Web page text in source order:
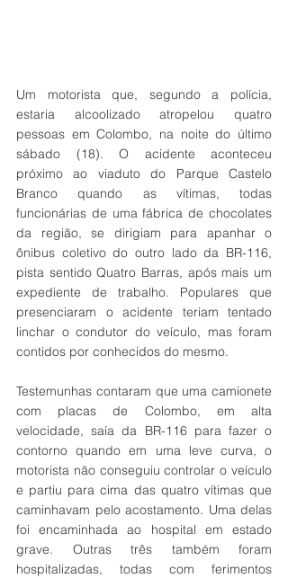
Um motorista que, segundo a polícia,
estaria alcoolizado atropelou quatro
pessoas em Colombo, na noite do último
sábado (18). O acidente aconteceu
próximo ao viaduto do Parque Castelo
Branco quando as vítimas, todas
funcionárias de uma fábrica de chocolates
da região, se dirigiam para apanhar o
ônibus coletivo do outro lado da BR-116,
pista sentido Quatro Barras, após mais um
expediente de trabalho. Populares que
presenciaram o acidente teriam tentado
linchar o condutor do veículo, mas foram
contidos por conhecidos do mesmo.
Testemunhas contaram que uma camionete
com placas de Colombo, em alta
velocidade, saía da BR-116 para fazer o
contorno quando em uma leve curva, o
motorista não conseguiu controlar o veículo
e partiu para cima das quatro vítimas que
caminhavam pelo acostamento. Uma delas
foi encaminhada ao hospital em estado
grave. Outras três também foram
hospitalizadas, todas com ferimentos